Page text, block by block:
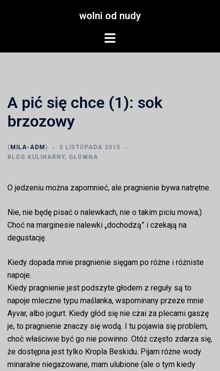
wolni od nudy
Menu
A pić się chce (1): sok
brzozowy
( MILA-ADM )
5 LISTOPADA 2015
BLOG KULINARNY, GŁÓWNA
O jedzeniu można zapomnieć, ale pragnienie bywa natrętne.
Nie, nie będę pisać o nalewkach, nie o takim piciu mowa;)
Choć na marginesie nalewki „dochodzą” i czekają na
degustację.
Kiedy dopada mnie pragnienie sięgam po różne i różniste
napoje.
Kiedy pragnienie jest podszyte głodem z reguły są to
napoje mleczne typu maślanka, wspominany przeze mnie
Ayvar, albo jogurt. Kiedy głód się nie czai za plecami gaszę
je, to pragnienie znaczy się wodą. I tu pojawia się problem,
choć właściwie być go nie powinno. Otóż często zdarza się,
że dostępna jest tylko Kropla Beskidu. Pijam różne wody
minaralne niegazowane, mam ulubione (ale o tym kiedy